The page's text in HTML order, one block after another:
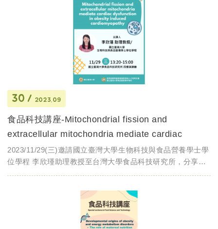
30 2023.09
食品科技講座-Mitochondrial fission and
extracellular mitochondria mediate cardiac
dysfunction in...
2023/11/29(三)邀請國立臺灣大學生物科技與食品營養學士學
位學程 李欣瑾助理教授至台灣大學食品科技研究所，分享